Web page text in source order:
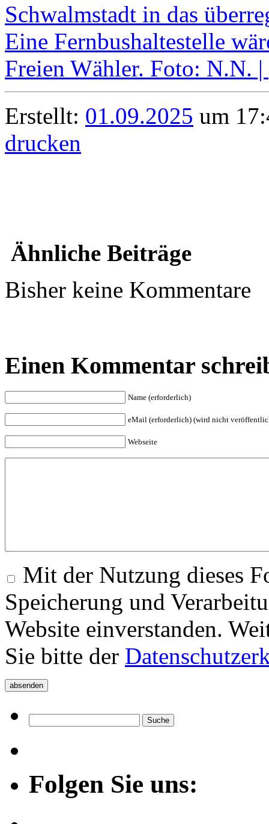
Erstellt: 01.09.2025 um
drucken
Ähnliche Beiträge
Bisher keine Kommentare
Einen Kommentar
Name (erforderlich)
eMail (erforderlich) (wird nicht
Webseite
Mit der Nutzung dieses
Speicherung und
Website einverstanden.
Sie bitte der
Folgen Sie uns: